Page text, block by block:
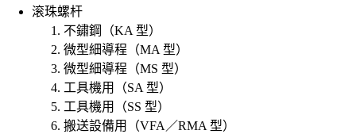
滚珠螺杆
不鏽鋼（KA 型）
微型細導程（MA 型）
微型細導程（MS 型）
工具機用（SA 型）
工具機用（SS 型）
搬送設備用（VFA／RMA 型）